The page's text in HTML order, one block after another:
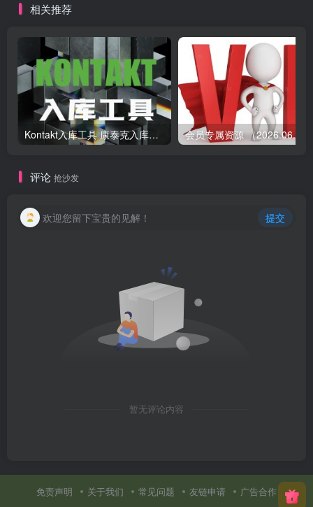
相关推荐
Kontakt入库工具 康泰克入库教程
评论 抢沙发
欢迎您留下宝贵的见解！ 提交
暂无评论内容
免责声明 关于我们 常见问题 友链申请 广告合作